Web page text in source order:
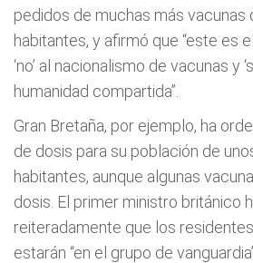
pedidos de muchas más vacunas
habitantes, y afirmó que “este es
‘no’ al nacionalismo de vacunas y
humanidad compartida”.
Gran Bretaña, por ejemplo, ha
de dosis para su población de
habitantes, aunque algunas
dosis. El primer ministro británico
reiteradamente que los
estarán “en el grupo de